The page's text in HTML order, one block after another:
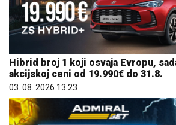
Hibrid broj 1 koji osvaja Evropu,
akcijskoj ceni od 19.990€ do 31.8.
03. 08. 2026 13:23